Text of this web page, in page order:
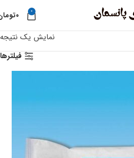
0 ۰
نمایش یک نتیجه
فیلترها